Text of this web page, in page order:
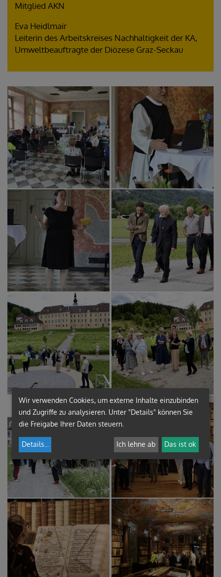
Mitglied AKN
Eva Heidlmair
Leiterin des Arbeitskreises Nachhaltigkeit der KA,
Umweltbeauftragte der Diözese Graz-Seckau
Wir verwenden Cookies, um externe Inhalte einzubinden
und Zugriffe zu analysieren. Unter "Details" können Sie
die Freigabe Ihrer Daten steuern.
Details Ich lehne ab Das ist ok